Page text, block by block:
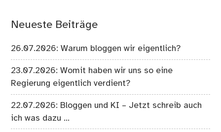
Neueste Beiträge
26.07.2026: Warum bloggen wir eigentlich?
23.07.2026: Womit haben wir uns so eine
Regierung eigentlich verdient?
22.07.2026: Bloggen und KI – Jetzt schreib auch
ich was dazu …